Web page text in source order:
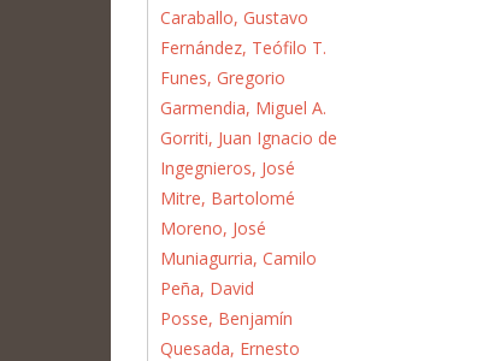
Caraballo, Gustavo
Fernández, Teófilo T.
Funes, Gregorio
Garmendia, Miguel A.
Gorriti, Juan Ignacio de
Ingegnieros, José
Mitre, Bartolomé
Moreno, José
Muniagurria, Camilo
Peña, David
Posse, Benjamín
Quesada, Ernesto